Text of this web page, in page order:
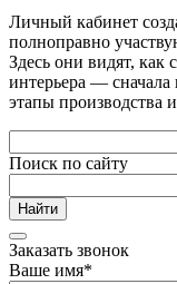
Личный кабинет
полноправно
Здесь они видят, как
интерьера —
этапы производства
Поиск по сайту
Заказать звонок
Ваше имя*